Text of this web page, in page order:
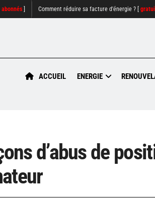
abonnés Comment réduire sa facture d'énergie ? [
ACCUEIL ENERGIE
d’abus de